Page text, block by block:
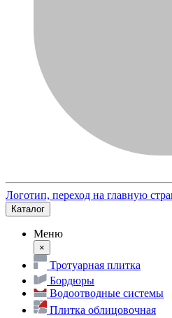
Логотип, переход на главную
Каталог
Меню
×
Тротуарная плитка
Бордюры
Водоотводные системы
Плитка облицовочная